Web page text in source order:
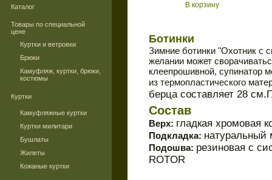
Каталог
Товары по специальной
цене
Куртки и ветровки
Брюки
Камуфляж, куртки, брюки,
костюмы
Куртки
Камуфляжные куртки
Куртки милитари
Бушлаты
Жилеты
Кожаные куртки
В корзину
Ботинки
Зимние ботинки "Охотник с
желании может
клеепрошивной, супинатор
из термопластического
берца составляет 28
Состав
Верх: гладкая хромовая
Подкладка: натуральный
Подошва: резиновая с
ROTOR